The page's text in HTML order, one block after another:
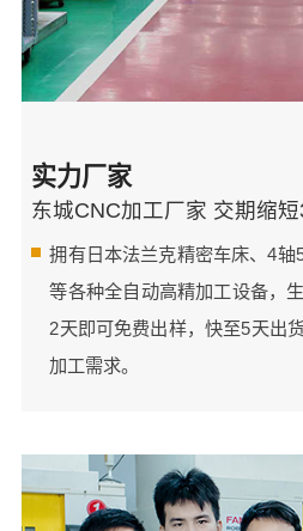
实力厂家
东城CNC加工厂家 交期缩
拥有日本法兰克精密车床、4
等各种全自动高精加工设备，
2天即可免费出样，快至5天出
加工需求。